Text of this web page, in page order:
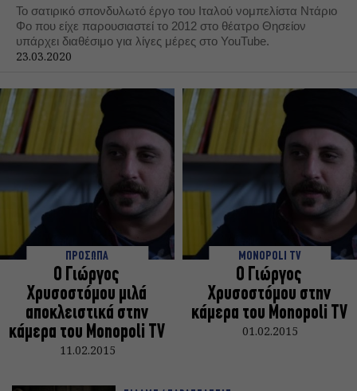
To σατιρικό σπονδυλωτό έργο του Ιταλού νομπελίστα Ντάριο
Φο που είχε παρουσιαστεί το 2012 στο θέατρο Θησείον
υπάρχει διαθέσιμο για λίγες μέρες στο YouTube.
23.03.2020
ΠΡΟΣΩΠΑ
Ο Γιώργος
Χρυσοστόμου μιλά
αποκλειστικά στην
κάμερα του Monopoli TV
11.02.2015
MONOPOLI TV
Ο Γιώργος
Χρυσοστόμου στην
κάμερα του Monopoli TV
01.02.2015